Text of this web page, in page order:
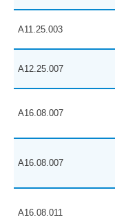
A11.25.003
A12.25.007
A16.08.007
A16.08.007
A16.08.011